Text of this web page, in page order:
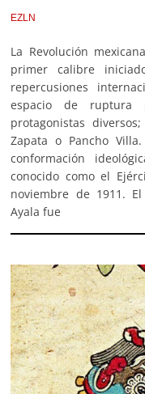
EZLN
La Revolución
primer calibre
repercusiones
espacio de ruptura
protagonistas
Zapata o Pancho
conformación
conocido como el
noviembre de 1911.
Ayala fue